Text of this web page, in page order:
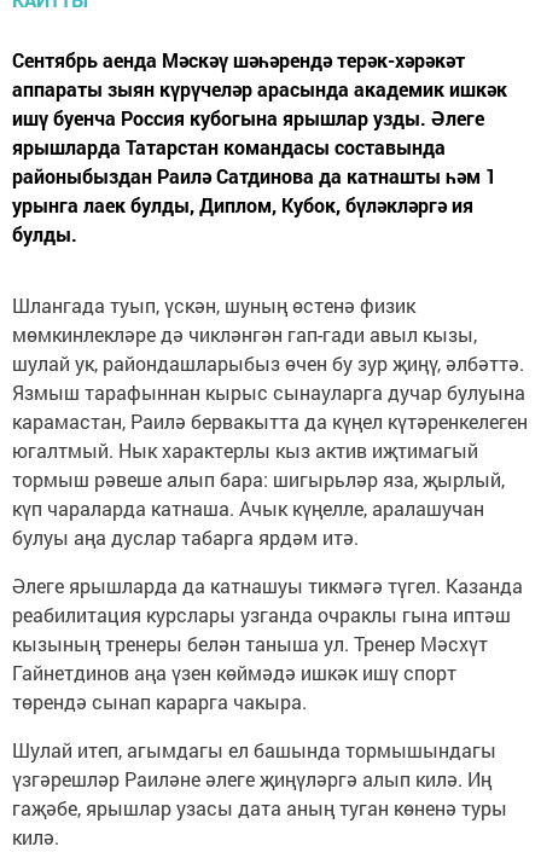
Сентябрь аенда Мәскәү шәһәрендә терәк-хәрәкәт
аппараты зыян күрүчеләр арасында академик ишкәк
ишү буенча Россия кубогына ярышлар узды. Әлеге
ярышларда Татарстан командасы составында
районыбыздан Раилә Сатдинова да катнашты һәм 1
урынга лаек булды, Диплом, Кубок, бүләкләргә ия
булды.
Шлангада туып, үскән, шуның өстенә физик
мөмкинлекләре дә чикләнгән гап-гади авыл кызы,
шулай ук, райондашларыбыз өчен бу зур җиңү, әлбәттә.
Язмыш тарафыннан кырыс сынауларга дучар булуына
карамастан, Раилә бервакытта да күңел күтәренкелеген
югалтмый. Нык характерлы кыз актив иҗтимагый
тормыш рәвеше алып бара: шигырьләр яза, җырлый,
күп чараларда катнаша. Ачык күңелле, аралашучан
булуы аңа дуслар табарга ярдәм итә.
Әлеге ярышларда да катнашуы тикмәгә түгел. Казанда
реабилитация курслары узганда очраклы гына иптәш
кызының тренеры белән таныша ул. Тренер Мәсхүт
Гайнетдинов аңа үзен көймәдә ишкәк ишү спорт
төрендә сынап карарга чакыра.
Шулай итеп, агымдагы ел башында тормышындагы
үзгәрешләр Раиләне әлеге җиңүләргә алып килә. Иң
гаҗәбе, ярышлар узасы дата аның туган көненә туры
килә.